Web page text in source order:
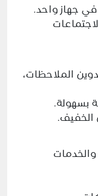
جهاز واحد.
الملاحظات،
بسهولة.
الخفيف.